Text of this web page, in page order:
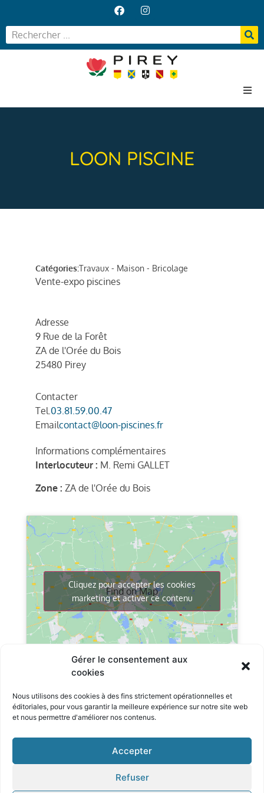
Gérer le consentement aux
cookies
Nous utilisons des cookies à des fins strictement opérationnelles et
éditoriales, pourvous garantir la meilleure expérience sur notre site web
et nous permettre d'améliorer nos contenus.
Accepter
Refuser
LOON PISCINE
Catégories:Travaux - Maison - Bricolage
Vente-expo piscines
Adresse
9 Rue de la Forêt
ZA de l'Orée du Bois
25480 Pirey
Contacter
Tel. 03.81.59.00.47
Emailcontact@loon-piscines.fr
Informations complémentaires
Interlocuteur : M. Remi GALLET
Zone : ZA de l'Orée du Bois
Find on Map
Cliquez pour accepter les cookies
marketing et activer ce contenu
© Tous droits réservé Textes et images - Crédits Photo extérieur : Eric